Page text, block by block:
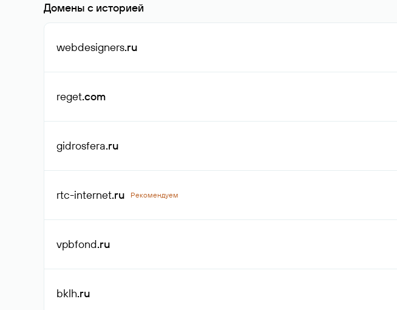
Домены с историей
webdesigners.ru
reget.com
gidrosfera.ru
rtc-internet.ru Рекомендуем
vpbfond.ru
bklh.ru